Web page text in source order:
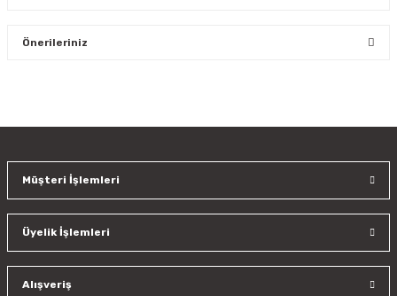
Önerileriniz
Ürün resmi kalitesiz, bozuk veya görüntülenemiyor.
Ürün bilgilerinde hatalar bulunuyor.
Bu ürüne benzer farklı alternatifler olmalı.
Müşteri İşlemleri
Üyelik İşlemleri
Alışveriş